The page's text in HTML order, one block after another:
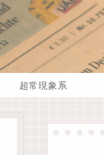
超常現象系